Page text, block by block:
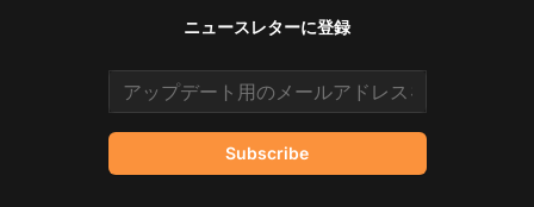
ニュースレターに登録
Email address
Subscribe